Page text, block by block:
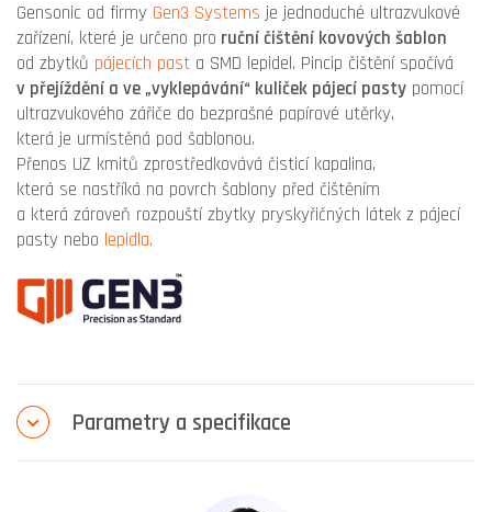
Gensonic od firmy Gen3 Systems je jednoduché ultrazvukové
zařízení, které je určeno pro ruční čištění kovových šablon
od zbytků pájecích past a SMD lepidel. Pincip čištění spočívá
v přejíždění a ve „vyklepávání“ kuliček pájecí pasty pomocí
ultrazvukového zářiče do bezprašné papírové utěrky,
která je urmístěná pod šablonou.
Přenos UZ kmitů zprostředkovává čisticí kapalina,
která se nastříká na povrch šablony před čištěním
a která zároveň rozpouští zbytky pryskyřičných látek z pájecí
pasty nebo lepidla.
Parametry a specifikace